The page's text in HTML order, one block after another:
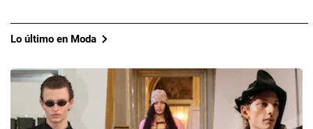
Lo último en Moda